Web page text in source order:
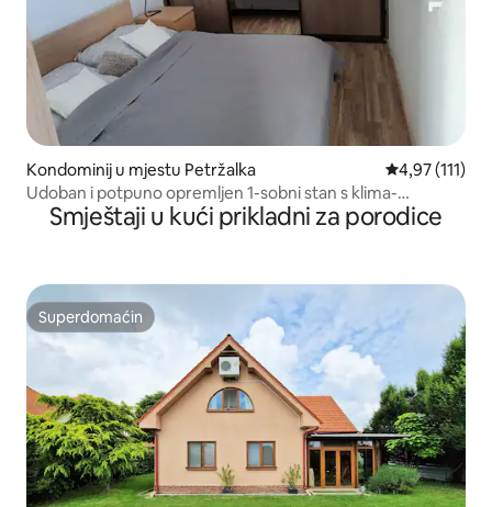
Kondominij u mjestu Petržalka Prosječna
4,97 (111)
Udoban i potpuno opremljen 1-sobni stan s klima-
uređajem
Smještaji u kući prikladni za porodice
Superdomaćin
Superdomaćin